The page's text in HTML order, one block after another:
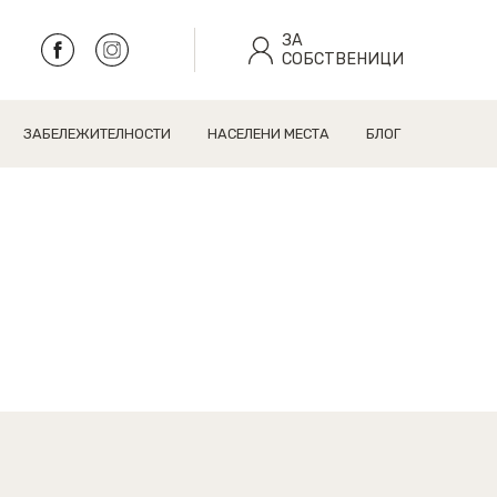
ЗА
СОБСТВЕНИЦИ
ЗАБЕЛЕЖИТЕЛНОСТИ НАСЕЛЕНИ МЕСТА БЛОГ